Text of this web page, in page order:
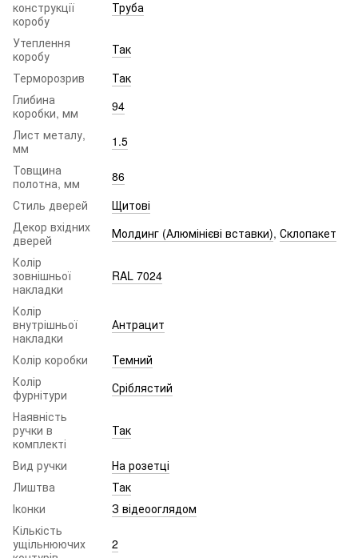
конструкції
коробу
Труба
Утеплення
коробу
Так
Терморозрив
Так
Глибина
коробки, мм
94
Лист металу,
мм
1.5
Товщина
полотна, мм
86
Стиль дверей
Щитові
Декор вхідних
дверей
Молдинг (Алюмінієві вставки), Склопакет
Колір
зовнішньої
накладки
RAL 7024
Колір
внутрішньої
накладки
Антрацит
Колір коробки
Темний
Колір
фурнітури
Сріблястий
Наявність
ручки в
комплекті
Так
Вид ручки
На розетці
Лиштва
Так
Іконки
З відеооглядом
Кількість
ущільнюючих
2